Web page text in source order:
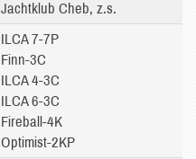
Jachtklub Cheb, z.s.
ILCA 7-7P
Finn-3C
ILCA 4-3C
ILCA 6-3C
Fireball-4K
Optimist-2KP